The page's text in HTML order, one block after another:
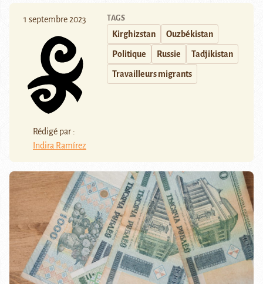
1 septembre 2023
Rédigé par :
Indira Ramírez
TAGS
Kirghizstan Ouzbékistan
Politique Russie Tadjikistan
Travailleurs migrants